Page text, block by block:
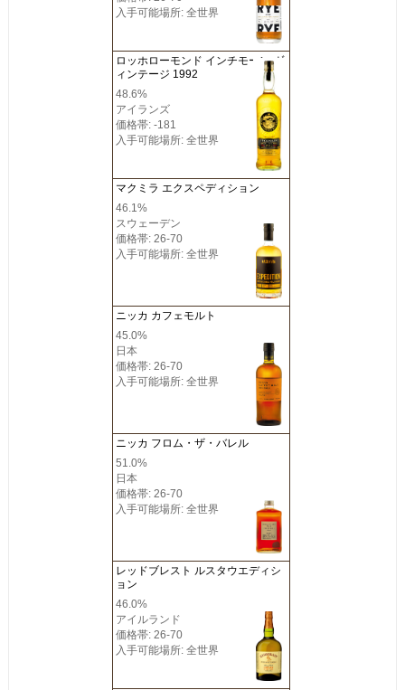
入手可能場所: 全世界
ロッホローモンド インチモーン ヴ
ィンテージ 1992
48.6%
アイランズ
価格帯: -181
入手可能場所: 全世界
マクミラ エクスペディション
46.1%
スウェーデン
価格帯: 26-70
入手可能場所: 全世界
ニッカ カフェモルト
45.0%
日本
価格帯: 26-70
入手可能場所: 全世界
ニッカ フロム・ザ・バレル
51.0%
日本
価格帯: 26-70
入手可能場所: 全世界
レッドブレスト ルスタウエディシ
ョン
46.0%
アイルランド
価格帯: 26-70
入手可能場所: 全世界